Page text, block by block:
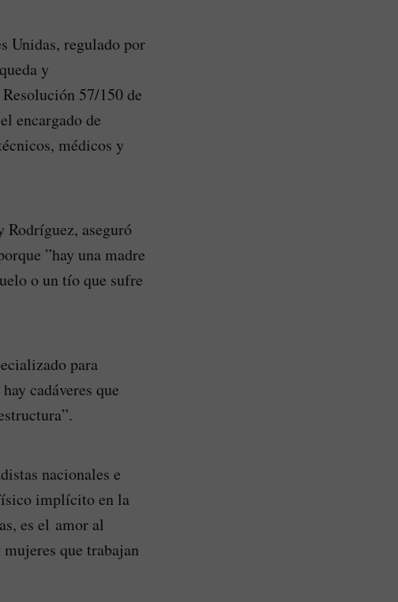
Unidas, regulado por
y
57/150 de
encargado de
médicos y
Rodríguez, aseguró
”hay una madre
o un tío que sufre
para
cadáveres que
nacionales e
implícito en la
es el amor al
que trabajan